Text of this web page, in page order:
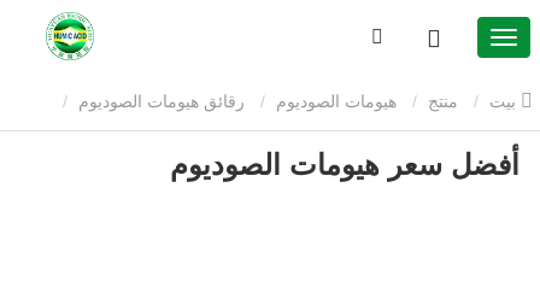
منتج هيومات الصوديوم رقائق هيومات الصوديوم
أفضل سعر هيومات الصوديوم
أفضل سعر هيومات الصوديوم